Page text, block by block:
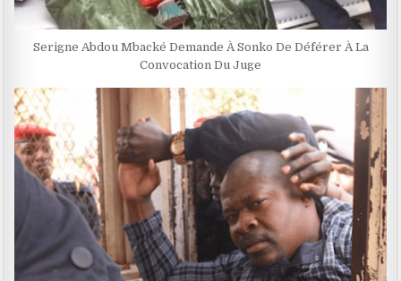
Serigne Abdou Mbacké Demande À Sonko De Déférer À La
Convocation Du Juge